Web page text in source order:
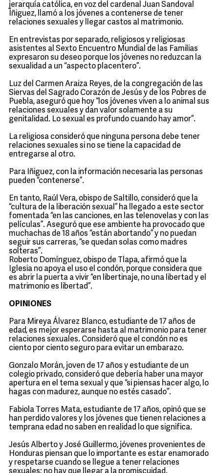
jerarquía católica, en voz del cardenal Juan Sandoval
Íñiguez, llamó a los jóvenes a contenerse de tener
relaciones sexuales y llegar castos al matrimonio.
En entrevistas por separado, religiosos y religiosas
asistentes al Sexto Encuentro Mundial de las Familias
expresaron su deseo porque los jóvenes no reduzcan la
sexualidad a un “aspecto placentero”.
Luz del Carmen Araiza Reyes, de la congregación de las
Siervas del Sagrado Corazón de Jesús y de los Pobres de
Puebla, aseguró que hoy “los jóvenes viven a lo animal sus
relaciones sexuales y dan valor solamente a su
genitalidad. Lo sexual es profundo cuando hay amor”.
La religiosa consideró que ninguna persona debe tener
relaciones sexuales si no se tiene la capacidad de
entregarse al otro.
Para Iñiguez, con la información necesaria las personas
pueden “contenerse”.
En tanto, Raúl Vera, obispo de Saltillo, consideró que la
“cultura de la liberación sexual” ha llegado a este sector
fomentada “en las canciones, en las telenovelas y con las
películas”. Aseguró que ese ambiente ha provocado que
muchachas de 18 años “están abortando” y no puedan
seguir sus carreras, “se quedan solas como madres
solteras”.
Roberto Domínguez, obispo de Tlapa, afirmó que la
Iglesia no apoya el uso el condón, porque considera que
es abrir la puerta a vivir “en libertinaje, no una libertad y el
matrimonio es libertad”.
OPINIONES
Para Mireya Álvarez Blanco, estudiante de 17 años de
edad, es mejor esperarse hasta al matrimonio para tener
relaciones sexuales. Consideró que el condón no es
ciento por ciento seguro para evitar un embarazo.
Gonzalo Morán, joven de 17 años y estudiante de un
colegio privado, consideró que debería haber una mayor
apertura en el tema sexual y que “si piensas hacer algo, lo
hagas con madurez, aunque no estés casado”.
Fabiola Torres Mata, estudiante de 17 años, opinó que se
han perdido valores y los jóvenes que tienen relaciones a
temprana edad no saben en realidad lo que significa.
Jesús Alberto y José Guillermo, jóvenes provenientes de
Honduras piensan que lo importante es estar enamorado
y respetarse cuando se llegue a tener relaciones